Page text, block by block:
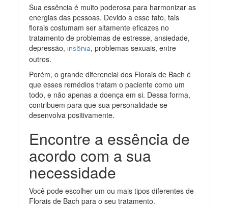
Sua essência é muito poderosa para harmonizar as
energias das pessoas. Devido a esse fato, tais
florais costumam ser altamente eficazes no
tratamento de problemas de estresse, ansiedade,
depressão,insônia, problemas sexuais, entre
outros.
Porém, o grande diferencial dos Florais de Bach é
que esses remédios tratam o paciente como um
todo, e não apenas a doença em si. Dessa forma,
contribuem para que sua personalidade se
desenvolva positivamente.
Encontre a essência de
acordo com a sua
necessidade
Você pode escolher um ou mais tipos diferentes de
Florais de Bach para o seu tratamento.